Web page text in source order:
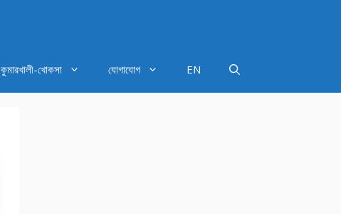
কুমারখালী-খোকসা যোগাযোগ EN